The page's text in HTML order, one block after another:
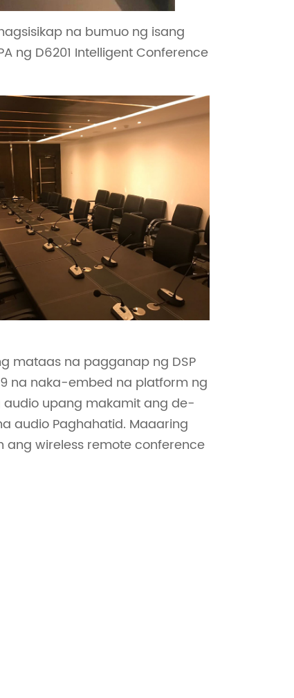
na bumuo ng isang
ng D6201 Intelligent Conference
mataas na pagganap ng DSP
na naka-embed na platform ng
upang makamit ang de-
audio Paghahatid. Maaaring
wireless remote conference